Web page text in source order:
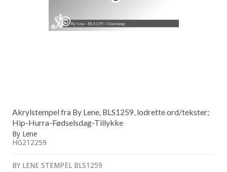
Akrylstempel fra By Lene, BLS1259, lodrette ord/tekster;
Hip-Hurra-Fødselsdag-Tillykke
By Lene
HG212259
BY LENE STEMPEL BLS1259